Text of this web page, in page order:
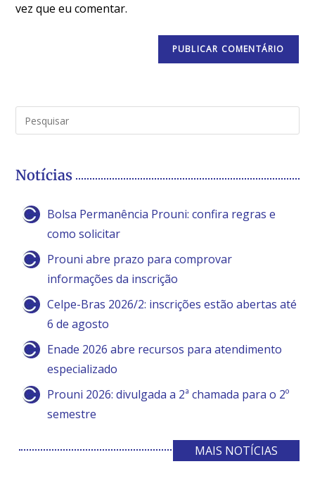
vez que eu comentar.
Notícias
Bolsa Permanência Prouni: confira regras e
como solicitar
Prouni abre prazo para comprovar
informações da inscrição
Celpe-Bras 2026/2: inscrições estão abertas até
6 de agosto
Enade 2026 abre recursos para atendimento
especializado
Prouni 2026: divulgada a 2ª chamada para o 2º
semestre
MAIS NOTÍCIAS